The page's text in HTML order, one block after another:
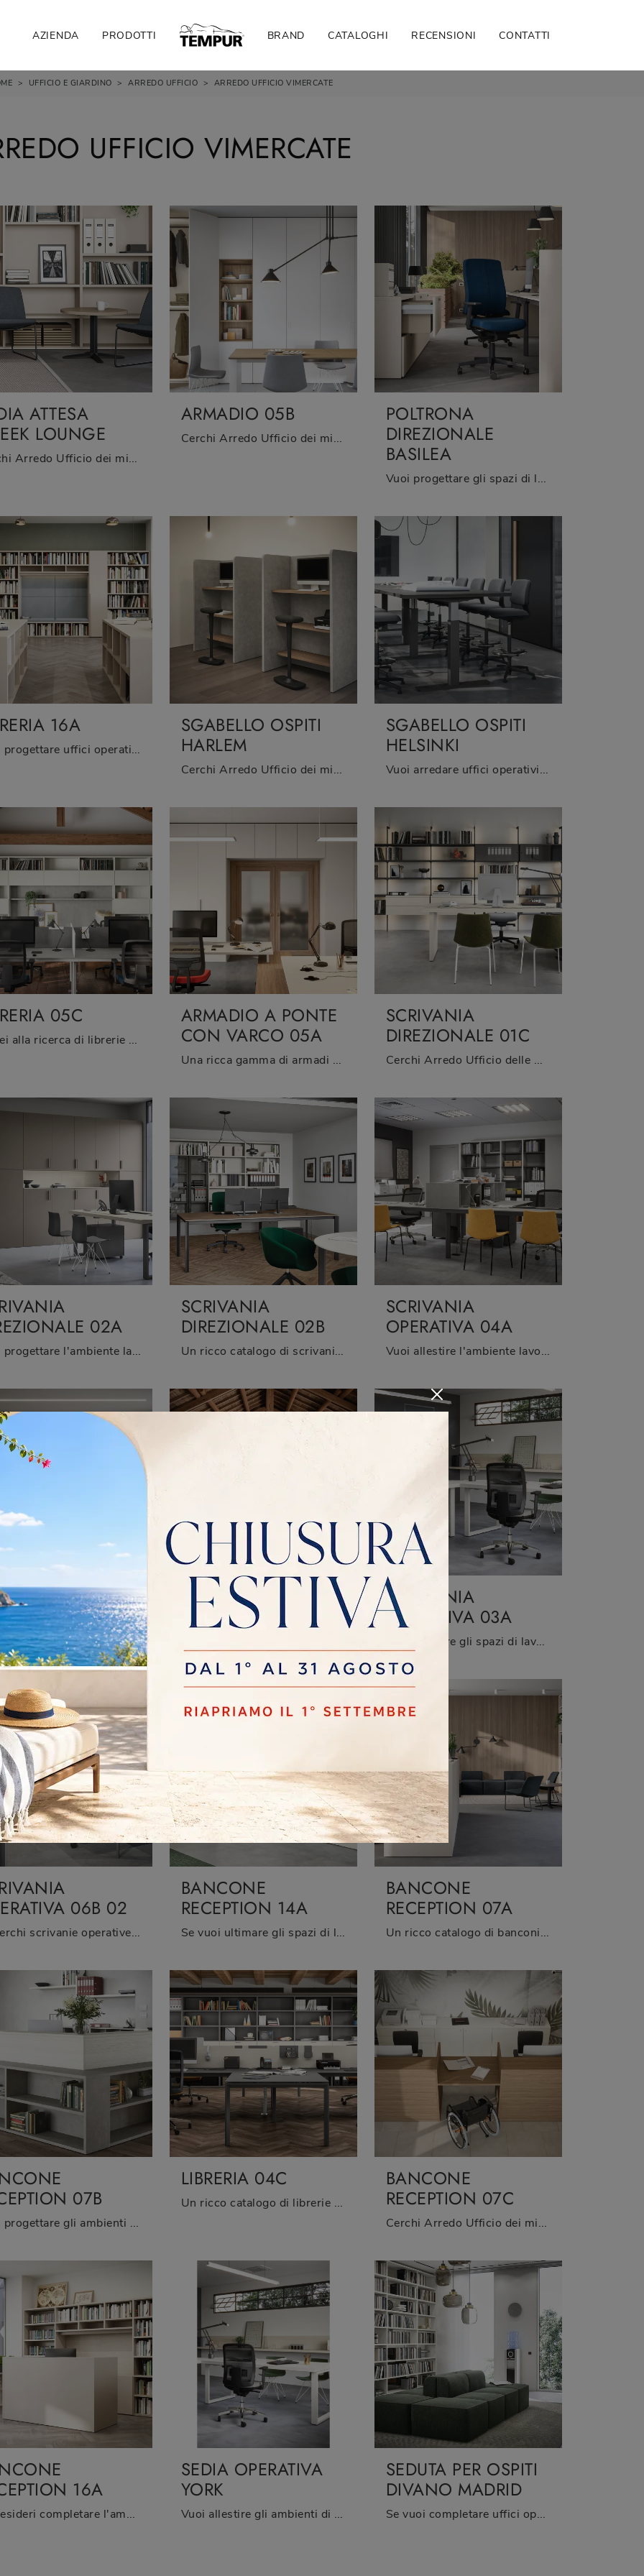
AZIENDA PRODOTTI BRAND CATALOGHI RECENSIONI CONTATTI
> UFFICIO E GIARDINO > ARREDO UFFICIO > ARREDO UFFICIO VIMERCATE
UFFICIO VIMERCATE
ATTESA
LOUNGE
Cerchi Arredo Ufficio dei migliori brand? Scopri le diverse proposte di sedie ospiti e attesa in tessuto, come il modello Sedia Attesa Sneek lounge ...
ARMADIO 05B
Cerchi Arredo Ufficio dei migliori brand? Scopri le differenti soluzioni di armadi per ufficio in melaminico, come il modello Armadio 05B di ...
POLTRONA
DIREZIONALE
BASILEA
Vuoi progettare gli spazi di lavoro? Eccoti differenti proposte di poltrone direzionali in tessuto, come il modello Poltrona Direzionale Basilea di ...
16A
Vuoi progettare uffici operativi e direzionali? Ecco qui diverse proposte di librerie per ufficio in melaminico, come il modello Libreria 16A di ...
SGABELLO OSPITI
HARLEM
Cerchi Arredo Ufficio dei migliori produttori? Scopri le differenti soluzioni di sedie ospiti e attesa in tessuto, come il modello Sgabello ospiti ...
SGABELLO OSPITI
HELSINKI
Vuoi arredare uffici operativi e direzionali? Ecco qui differenti proposte di sedie ospiti e attesa in tessuto, come il modello Sgabello Ospiti ...
05C
Se sei alla ricerca di librerie per ufficio di Cinquanta3, clicca e ottieni informazioni sul modello Libreria 05C in melaminico per il tuo ufficio!
ARMADIO A PONTE
CON VARCO 05A
Una ricca gamma di armadi per ufficio in melaminico ti aspetta! Il modello Armadio a ponte con varco 05A di Cinquanta3 ti aspetta!
SCRIVANIA
DIREZIONALE 01C
Cerchi Arredo Ufficio delle migliori marche? Scopri le diverse proposte di scrivanie direzionali in melaminico, come il modello Scrivania Direzionale ...
02A
Vuoi progettare l'ambiente lavorativo? Eccoti differenti proposte di scrivanie direzionali in melaminico, come il modello Scrivania Direzionale 02A ...
SCRIVANIA
DIREZIONALE 02B
Un ricco catalogo di scrivanie direzionali in melaminico ti sta aspettando! Il modello Scrivania Direzionale 02B di Cinquanta3 ti sta aspettando!
SCRIVANIA
OPERATIVA 04A
Vuoi allestire l'ambiente lavorativo? Eccoti differenti proposte di scrivanie operative in melaminico, come il modello Scrivania Operativa 04A di ...
ARCHIVIO
Se desideri armadi archivio di Cinquanta3, clicca e ottieni informazioni sul modello Armadio Archivio 01B in melaminico per l'ambiente lavorativo!
SCRIVANIA
OPERATIVA 05C
SCRIVANIA
OPERATIVA 03A
Vuoi allestire gli spazi di lavoro? Ti presentiamo differenti proposte di scrivanie operative in melaminico, come il modello Scrivania Operativa 03A ...
06B 02
Se cerchi scrivanie operative di Cinquanta3, clicca e ottieni informazioni sul modello Scrivania Operativa 06B 02 in melaminico per l'ambiente ...
BANCONE
RECEPTION 14A
Se vuoi ultimare gli spazi di lavoro, ecco qui il modello Bancone Reception 14A di Cinquanta3 tra differenti soluzioni di banconi reception.
BANCONE
RECEPTION 07A
Un ricco catalogo di banconi reception in melaminico ti aspetta! Il modello Bancone Reception 07A di Cinquanta3 ti aspetta!
07B
Vuoi progettare gli ambienti di lavoro? Eccoti varie proposte di banconi reception in melaminico, come il modello Bancone Reception 07B di Cinquanta3.
LIBRERIA 04C
Un ricco catalogo di librerie per ufficio in melaminico ti aspetta! Il modello Libreria 04C di Cinquanta3 ti aspetta!
BANCONE
RECEPTION 07C
Cerchi Arredo Ufficio dei migliori produttori? Scopri le differenti soluzioni di banconi reception in melaminico, come il modello Bancone Reception ...
16A
Se desideri completare l'ambiente lavorativo, eccoti il modello Bancone Reception 16A di Cinquanta3 tra diverse proposte di banconi reception.
SEDIA OPERATIVA
YORK
Vuoi allestire gli ambienti di lavoro? Ti presentiamo varie proposte di sedie operative in tessuto, come il modello Sedia Operativa York di ...
SEDUTA PER OSPITI
DIVANO MADRID
Se vuoi completare uffici operativi e direzionali, ecco qui il modello Seduta per Ospiti Divano Madrid di Cinquanta3 tra differenti soluzioni di ...